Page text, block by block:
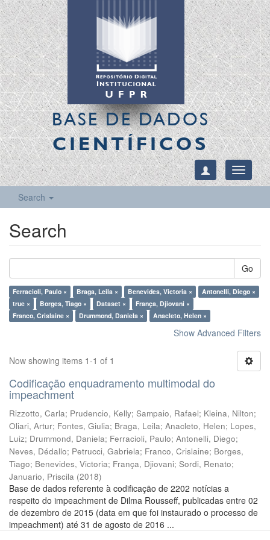
BASE DE DADOS
CIENTÍFICOS
Toggle
Search
Search
Go
Ferracioli, Paulo × Braga, Leila × Benevides, Victoria ×
Antonelli, Diego ×
true ×
Borges, Tiago × Dataset ×
França, Djiovani ×
Franco, Crislaine ×
Drummond, Daniela × Anacleto, Helen ×
Show Advanced Filters
Now showing items 1-1 of 1
Codificação enquadramento multimodal do
impeachment
Rizzotto, Carla; Prudencio, Kelly; Sampaio, Rafael; Kleina, Nilton;
Oliari, Artur; Fontes, Giulia; Braga, Leila; Anacleto, Helen; Lopes,
Luiz; Drummond, Daniela; Ferracioli, Paulo; Antonelli, Diego;
Neves, Dédallo; Petrucci, Gabriela; Franco, Crislaine; Borges,
Tiago; Benevides, Victoria; França, Djiovani; Sordi, Renato;
Januario, Priscila (2018)
Base de dados referente à codificação de 2202 notícias a
respeito do impeachment de Dilma Rousseff, publicadas entre 02
de dezembro de 2015 (data em que foi instaurado o processo de
impeachment) até 31 de agosto de 2016 ...